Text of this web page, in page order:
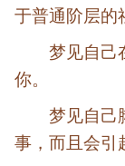
于普通阶层的
梦见自己
你。
梦见自己
事，而且会引